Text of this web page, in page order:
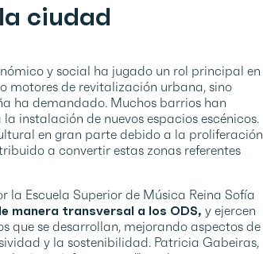
ciudad
y social ha jugado un rol principal en
motores de revitalización urbana, sino
ha demandado. Muchos barrios han
instalación de nuevos espacios escénicos.
en gran parte debido a la proliferación
a convertir estas zonas referentes
la Escuela Superior de Música Reina Sofía
manera transversal a los ODS, y ejercen
que se desarrollan, mejorando aspectos de
y la sostenibilidad. Patricia Gabeiras,